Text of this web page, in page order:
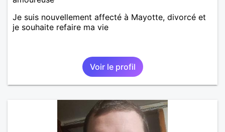
Je suis nouvellement affecté à Mayotte, divorcé et
je souhaite refaire ma vie
Voir le profil